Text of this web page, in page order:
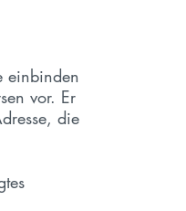
einbinden
vor. Er
die